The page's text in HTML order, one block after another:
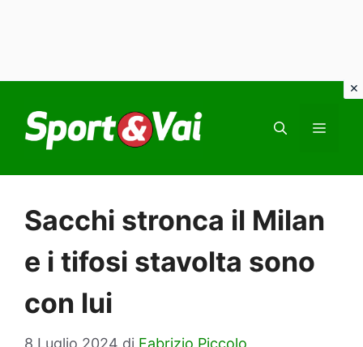
contenuto
Sacchi stronca il Milan
e i tifosi stavolta sono
con lui